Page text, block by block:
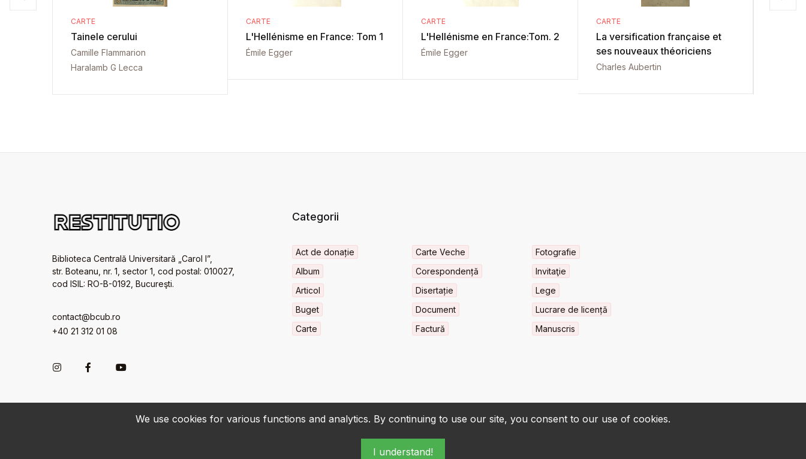
We use cookies for various functions and analytics. By continuing to use our site, you consent to our use of cookies.
I understand!
CARTE
Tainele cerului
Camille Flammarion
Haralamb G Lecca
CARTE
L'Hellénisme en France: Tom 1
Émile Egger
CARTE
L'Hellénisme en France:Tom. 2
Émile Egger
CARTE
La versification française et
ses nouveaux théoriciens
Charles Aubertin
Biblioteca Centrală Universitară „Carol I”,
str. Boteanu, nr. 1, sector 1, cod postal: 010027,
cod ISIL: RO-B-0192, Bucureşti.
contact@bcub.ro
+40 21 312 01 08
Categorii
Act de donație
Album
Articol
Buget
Carte
Carte Veche
Corespondență
Disertație
Document
Factură
Fotografie
Invitaţie
Lege
Lucrare de licență
Manuscris